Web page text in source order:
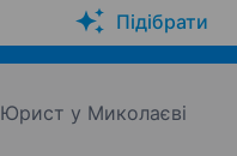
Підібрати
Юрист у Миколаєві